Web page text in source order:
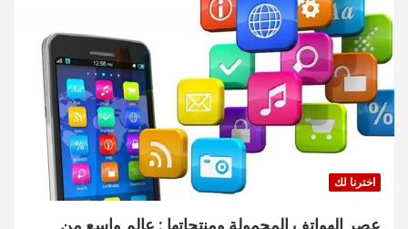
اخترنا لك
عصر الهواتف المحمولة ومنتجاتها : عالم واسع من